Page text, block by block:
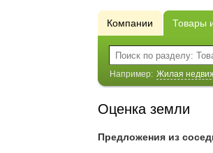
Компании Товары
Например: Жилая
Оценка земли
Предложения из